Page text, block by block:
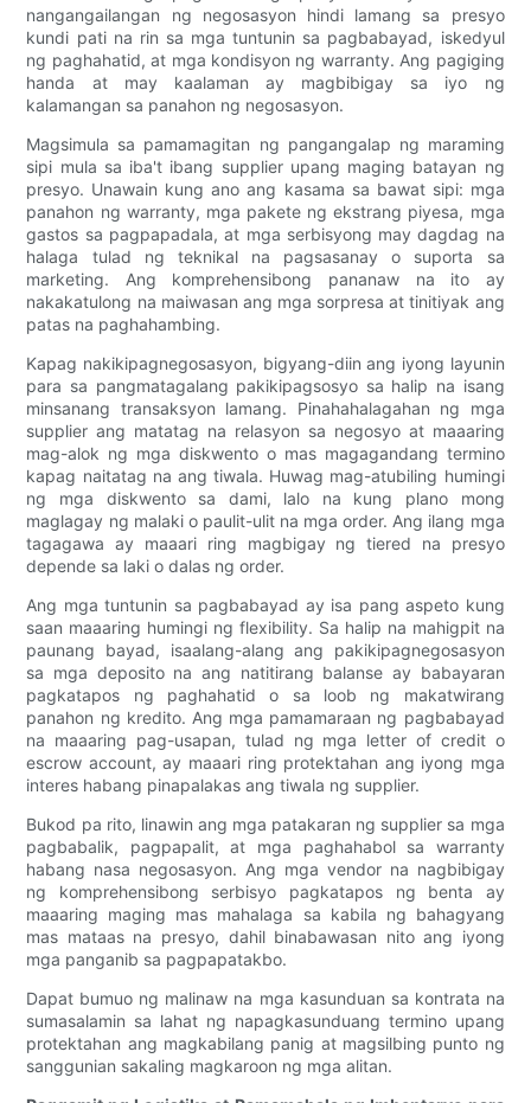
nangangailangan ng negosasyon hindi lamang sa presyo
kundi pati na rin sa mga tuntunin sa pagbabayad, iskedyul
ng paghahatid, at mga kondisyon ng warranty. Ang pagiging
handa at may kaalaman ay magbibigay sa iyo ng
kalamangan sa panahon ng negosasyon.
Magsimula sa pamamagitan ng pangangalap ng maraming
sipi mula sa iba't ibang supplier upang maging batayan ng
presyo. Unawain kung ano ang kasama sa bawat sipi: mga
panahon ng warranty, mga pakete ng ekstrang piyesa, mga
gastos sa pagpapadala, at mga serbisyong may dagdag na
halaga tulad ng teknikal na pagsasanay o suporta sa
marketing. Ang komprehensibong pananaw na ito ay
nakakatulong na maiwasan ang mga sorpresa at tinitiyak ang
patas na paghahambing.
Kapag nakikipagnegosasyon, bigyang-diin ang iyong layunin
para sa pangmatagalang pakikipagsosyo sa halip na isang
minsanang transaksyon lamang. Pinahahalagahan ng mga
supplier ang matatag na relasyon sa negosyo at maaaring
mag-alok ng mga diskwento o mas magagandang termino
kapag naitatag na ang tiwala. Huwag mag-atubiling humingi
ng mga diskwento sa dami, lalo na kung plano mong
maglagay ng malaki o paulit-ulit na mga order. Ang ilang mga
tagagawa ay maaari ring magbigay ng tiered na presyo
depende sa laki o dalas ng order.
Ang mga tuntunin sa pagbabayad ay isa pang aspeto kung
saan maaaring humingi ng flexibility. Sa halip na mahigpit na
paunang bayad, isaalang-alang ang pakikipagnegosasyon
sa mga deposito na ang natitirang balanse ay babayaran
pagkatapos ng paghahatid o sa loob ng makatwirang
panahon ng kredito. Ang mga pamamaraan ng pagbabayad
na maaaring pag-usapan, tulad ng mga letter of credit o
escrow account, ay maaari ring protektahan ang iyong mga
interes habang pinapalakas ang tiwala ng supplier.
Bukod pa rito, linawin ang mga patakaran ng supplier sa mga
pagbabalik, pagpapalit, at mga paghahabol sa warranty
habang nasa negosasyon. Ang mga vendor na nagbibigay
ng komprehensibong serbisyo pagkatapos ng benta ay
maaaring maging mas mahalaga sa kabila ng bahagyang
mas mataas na presyo, dahil binabawasan nito ang iyong
mga panganib sa pagpapatakbo.
Dapat bumuo ng malinaw na mga kasunduan sa kontrata na
sumasalamin sa lahat ng napagkasunduang termino upang
protektahan ang magkabilang panig at magsilbing punto ng
sanggunian sakaling magkaroon ng mga alitan.